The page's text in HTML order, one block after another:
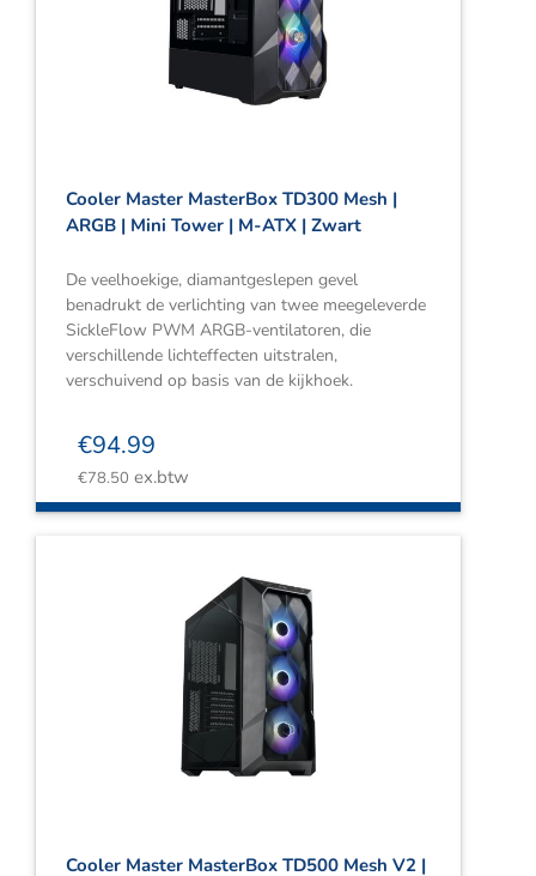
Cooler Master MasterBox TD300 Mesh |
ARGB | Mini Tower | M-ATX | Zwart
De veelhoekige, diamantgeslepen gevel
benadrukt de verlichting van twee meegeleverde
SickleFlow PWM ARGB-ventilatoren, die
verschillende lichteffecten uitstralen,
verschuivend op basis van de kijkhoek.
€94.99
€78.50 ex.btw
Cooler Master MasterBox TD500 Mesh V2 |